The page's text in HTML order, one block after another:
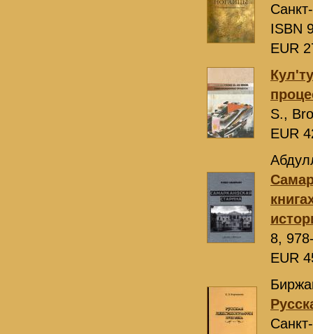
ISBN
EUR
S.,
EUR
8,
EUR